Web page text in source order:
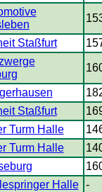
Staßfurt
Staßfurt
Turm Halle
Turm Halle
Halle
-